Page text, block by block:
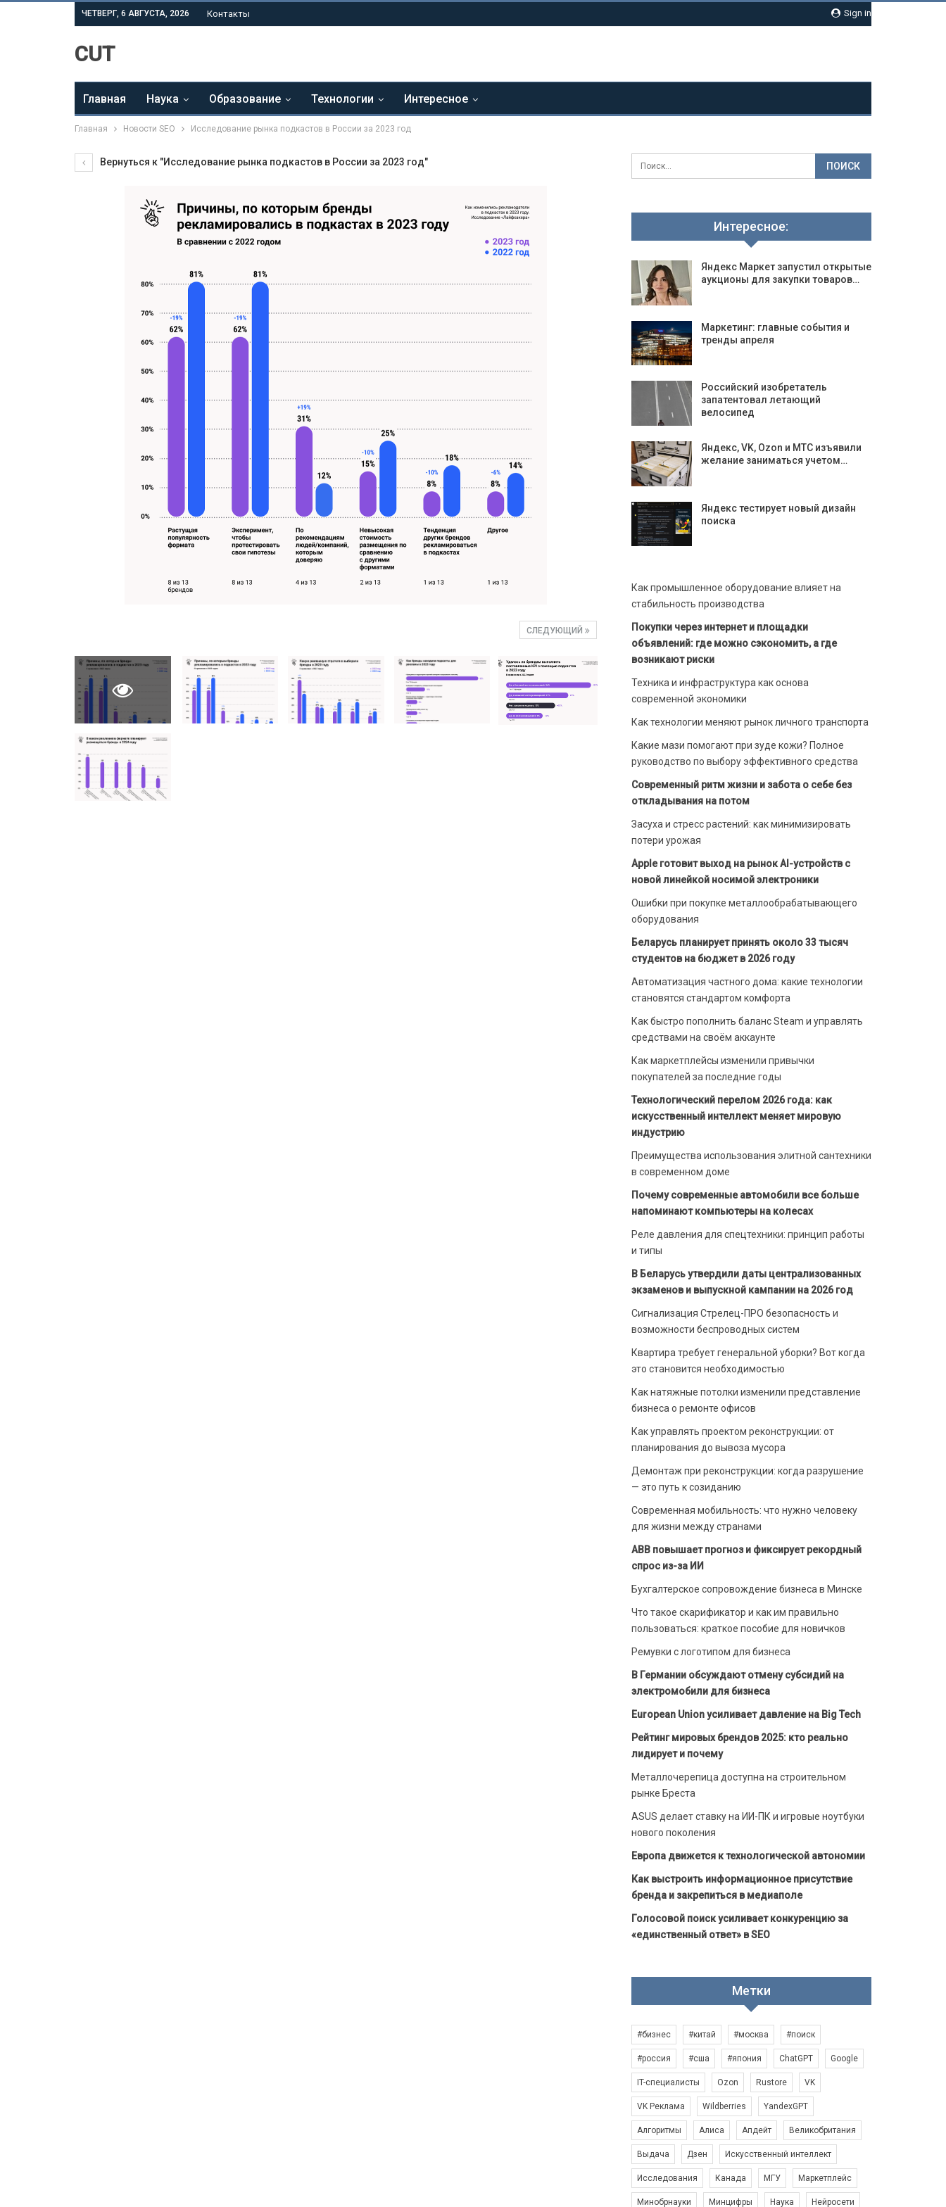
Sign in
ЧЕТВЕРГ, 6 АВГУСТА, 2026 Контакты
CUT
Главная Наука Образование Технологии Интересное
Главная Новости SEO Исследование рынка подкастов в России за 2023 год
Вернуться к "Исследование рынка подкастов в России за 2023 год"
СЛЕДУЮЩИЙ
Интересное:
Яндекс Маркет запустил открытые
аукционы для закупки товаров…
Маркетинг: главные события и
тренды апреля
Российский изобретатель
запатентовал летающий
велосипед
Яндекс, VK, Ozon и МТС изъявили
желание заниматься учетом…
Яндекс тестирует новый дизайн
поиска
Как промышленное оборудование влияет на
стабильность производства
Покупки через интернет и площадки
объявлений: где можно сэкономить, а где
возникают риски
Техника и инфраструктура как основа
современной экономики
Как технологии меняют рынок личного транспорта
Какие мази помогают при зуде кожи? Полное
руководство по выбору эффективного средства
Современный ритм жизни и забота о себе без
откладывания на потом
Засуха и стресс растений: как минимизировать
потери урожая
Apple готовит выход на рынок AI-устройств с
новой линейкой носимой электроники
Ошибки при покупке металлообрабатывающего
оборудования
Беларусь планирует принять около 33 тысяч
студентов на бюджет в 2026 году
Автоматизация частного дома: какие технологии
становятся стандартом комфорта
Как быстро пополнить баланс Steam и управлять
средствами на своём аккаунте
Как маркетплейсы изменили привычки
покупателей за последние годы
Технологический перелом 2026 года: как
искусственный интеллект меняет мировую
индустрию
Преимущества использования элитной сантехники
в современном доме
Почему современные автомобили все больше
напоминают компьютеры на колесах
Реле давления для спецтехники: принцип работы
и типы
В Беларусь утвердили даты централизованных
экзаменов и выпускной кампании на 2026 год
Сигнализация Стрелец-ПРО безопасность и
возможности беспроводных систем
Квартира требует генеральной уборки? Вот когда
это становится необходимостью
Как натяжные потолки изменили представление
бизнеса о ремонте офисов
Как управлять проектом реконструкции: от
планирования до вывоза мусора
Демонтаж при реконструкции: когда разрушение
— это путь к созиданию
Современная мобильность: что нужно человеку
для жизни между странами
ABB повышает прогноз и фиксирует рекордный
спрос из-за ИИ
Бухгалтерское сопровождение бизнеса в Минске
Что такое скарификатор и как им правильно
пользоваться: краткое пособие для новичков
Ремувки с логотипом для бизнеса
В Германии обсуждают отмену субсидий на
электромобили для бизнеса
European Union усиливает давление на Big Tech
Рейтинг мировых брендов 2025: кто реально
лидирует и почему
Металлочерепица доступна на строительном
рынке Бреста
ASUS делает ставку на ИИ-ПК и игровые ноутбуки
нового поколения
Европа движется к технологической автономии
Как выстроить информационное присутствие
бренда и закрепиться в медиаполе
Голосовой поиск усиливает конкуренцию за
«единственный ответ» в SEO
Метки
#бизнес #китай #москва #поиск
#россия #сша #япония ChatGPT Google
IT-специалисты Ozon Rustore VK
VK Реклама Wildberries YandexGPT
Алгоритмы Алиса Апдейт Великобритания
Выдача Дзен Искусственный интеллект
Исследования Канада МГУ Маркетплейс
Минобрнауки Минцифры Наука Нейросети